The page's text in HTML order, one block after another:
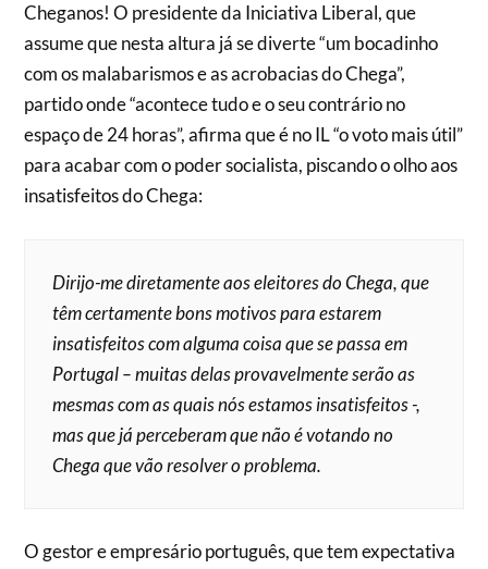
Cheganos! O presidente da Iniciativa Liberal, que
assume que nesta altura já se diverte “um bocadinho
com os malabarismos e as acrobacias do Chega”,
partido onde “acontece tudo e o seu contrário no
espaço de 24 horas”, afirma que é no IL “o voto mais útil”
para acabar com o poder socialista, piscando o olho aos
insatisfeitos do Chega:
Dirijo-me diretamente aos eleitores do Chega, que
têm certamente bons motivos para estarem
insatisfeitos com alguma coisa que se passa em
Portugal – muitas delas provavelmente serão as
mesmas com as quais nós estamos insatisfeitos -,
mas que já perceberam que não é votando no
Chega que vão resolver o problema.
O gestor e empresário português, que tem expectativa